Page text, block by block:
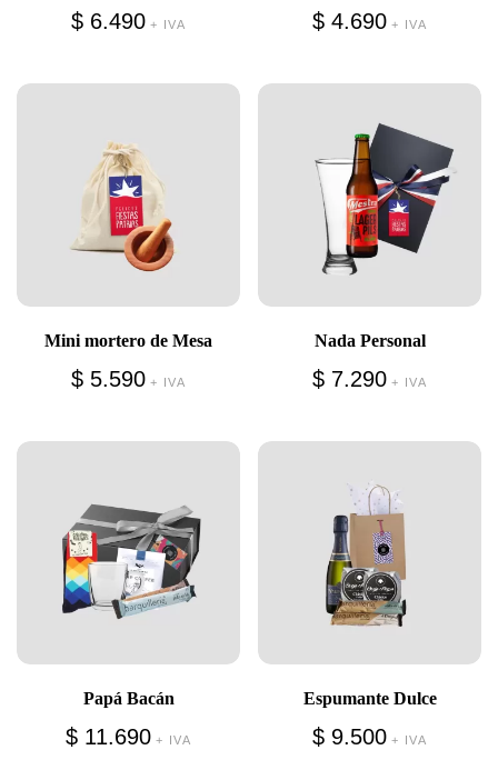
$ 6.490 + IVA $ 4.690 + IVA
Mini mortero de Mesa
$ 5.590 + IVA
Nada Personal
$ 7.290 + IVA
Papá Bacán
$ 11.690 + IVA
Espumante Dulce
$ 9.500 + IVA